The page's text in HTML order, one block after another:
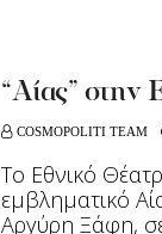
“Αίας” στην
COSMOPOLITI TEAM
Το Εθνικό
εμβληματικό
Αργύρη Ξάφη,